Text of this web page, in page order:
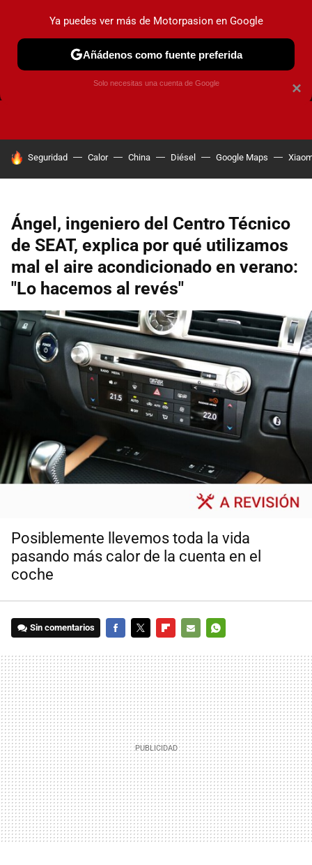
CAMBIO DE ACEITE AIRE ACONDICIONADO
HOY SE HABLA DE
Seguridad Calor China Diésel Google Maps
Ángel, ingeniero del Centro Técnico
de SEAT, explica por qué utilizamos
mal el aire acondicionado en verano:
"Lo hacemos al revés"
Posiblemente llevemos toda la vida
pasando más calor de la cuenta en el
coche
Sin comentarios
MAIL
×
Ya puedes ver más de Motorpasion en Google
Añádenos como fuente preferida
Solo necesitas una cuenta de Google